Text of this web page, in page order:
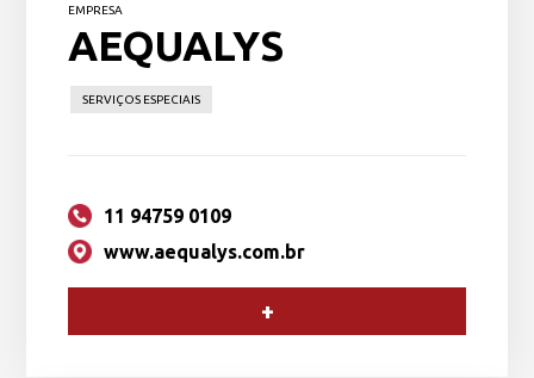
EMPRESA
AEQUALYS
SERVIÇOS ESPECIAIS
11 94759 0109
www.aequalys.com.br
+